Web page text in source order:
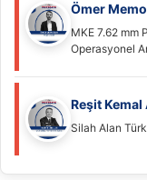
Ömer
MKE 7.62 mm
Operasyonel
Reşit Kemal
Silah Alan